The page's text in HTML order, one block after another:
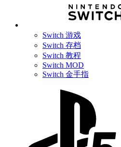
Switch 游戏
Switch 存档
Switch 教程
Switch MOD
Switch 金手指